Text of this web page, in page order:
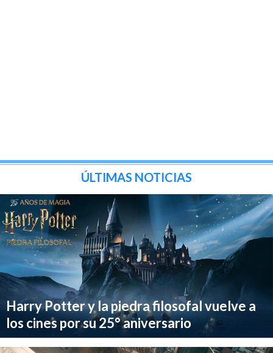
ÚLTIMAS NOTICIAS
Harry Potter y la piedra filosofal vuelve a
los cines por su 25° aniversario